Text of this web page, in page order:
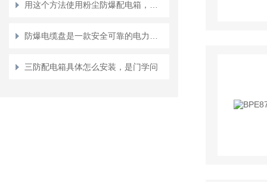
三防配电箱具体怎么安装，是门学问